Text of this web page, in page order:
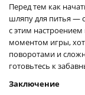
Перед тем как
шляпу для питья —
с этим
моментом игры,
поворотами и
готовьтесь к
Заключение